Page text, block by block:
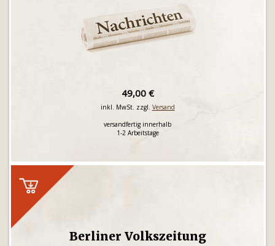
49,00 €
inkl. MwSt. zzgl. Versand
versandfertig innerhalb
1-2 Arbeitstage
Berliner Volkszeitung